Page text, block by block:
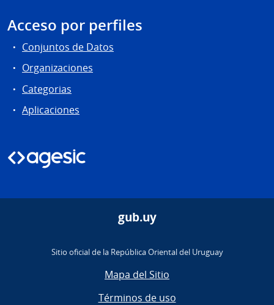
Acceso por perfiles
Conjuntos de Datos
Organizaciones
Categorias
Aplicaciones
gub.uy
Sitio oficial de la República Oriental del Uruguay
Mapa del Sitio
Términos de uso